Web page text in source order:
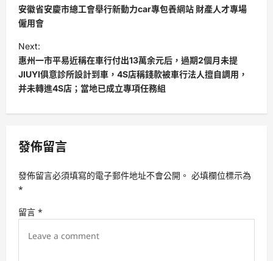
o
s
t
n
a
g
a
t
i
o
安徽省安慶市總工會舉行新動力car專包養網站 財產人才專場
僱用會
Next:
惠州一市平易近稱在車行付出13萬余元后，過期2個月未提
JIUYI俱意診所設計到車，4S店稱錢款被車行法人擅自調用，
并未轉進4S店；當地已成立專項任務組
發佈留言
發佈留言必須填寫的電子郵件地址不會公開。 必填欄位標示為
*
留言 *